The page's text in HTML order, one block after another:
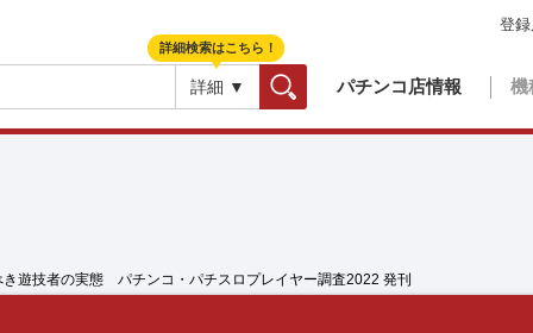
詳細 ▼ パチンコ店情報 機
登
詳細検索はこちら！
き遊技者の実態 パチンコ・パチスロプレイヤー調査2022 発刊